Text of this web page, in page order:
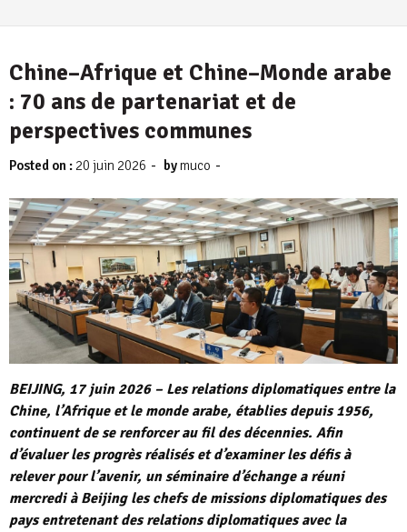
Chine–Afrique et Chine–Monde arabe
: 70 ans de partenariat et de
perspectives communes
Posted on : 20 juin 2026 - bymuco -
BEIJING, 17 juin 2026 – Les relations diplomatiques entre la
Chine, l’Afrique et le monde arabe, établies depuis 1956,
continuent de se renforcer au fil des décennies. Afin
d’évaluer les progrès réalisés et d’examiner les défis à
relever pour l’avenir, un séminaire d’échange a réuni
mercredi à Beijing les chefs de missions diplomatiques des
pays entretenant des relations diplomatiques avec la